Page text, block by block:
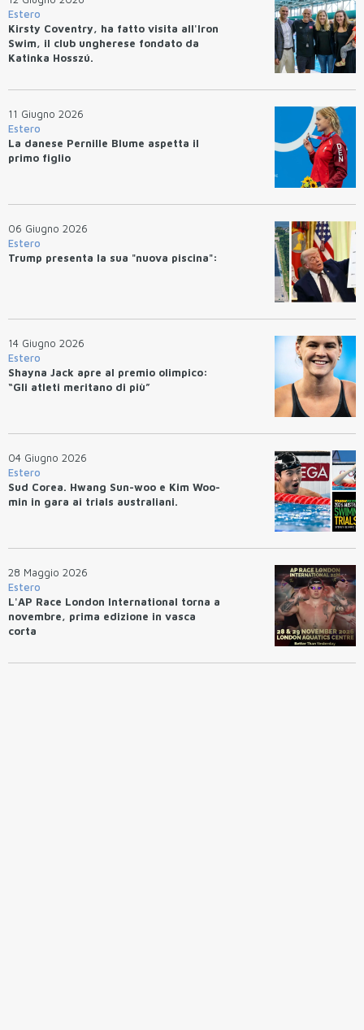
Estero
Kirsty Coventry, ha fatto visita all'Iron
Swim, il club ungherese fondato da
Katinka Hosszú.
11 Giugno 2026
Estero
La danese Pernille Blume aspetta il
primo figlio
06 Giugno 2026
Estero
Trump presenta la sua "nuova piscina":
14 Giugno 2026
Estero
Shayna Jack apre al premio olimpico:
“Gli atleti meritano di più”
04 Giugno 2026
Estero
Sud Corea. Hwang Sun-woo e Kim Woo-
min in gara ai trials australiani.
28 Maggio 2026
Estero
L'AP Race London International torna a
novembre, prima edizione in vasca
corta